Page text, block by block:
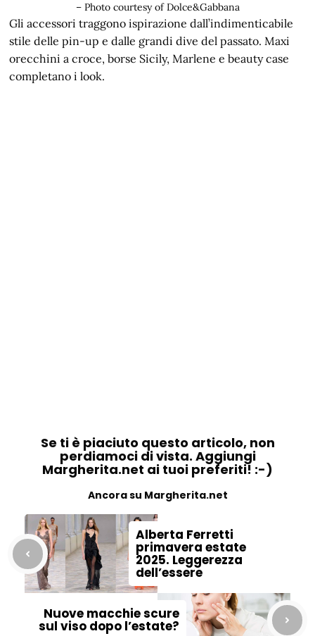
– Photo courtesy of Dolce&Gabbana
Gli accessori traggono ispirazione dall’indimenticabile
stile delle pin-up e dalle grandi dive del passato. Maxi
orecchini a croce, borse Sicily, Marlene e beauty case
completano i look.
Se ti è piaciuto questo articolo, non
perdiamoci di vista. Aggiungi
Margherita.net ai tuoi preferiti! :-)
Ancora su Margherita.net
Alberta Ferretti
primavera estate
2025. Leggerezza
dell’essere
Nuove macchie scure
sul viso dopo l’estate?